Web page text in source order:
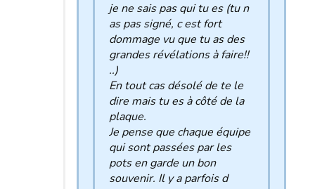
je ne sais pas qui tu es (tu n
as pas signé, c est fort
dommage vu que tu as des
grandes révélations à faire!!
..)
En tout cas désolé de te le
dire mais tu es à côté de la
plaque.
Je pense que chaque équipe
qui sont passées par les
pots en garde un bon
souvenir. Il y a parfois d